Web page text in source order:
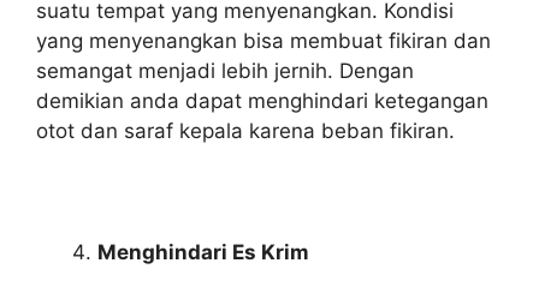
suatu tempat yang menyenangkan. Kondisi
yang menyenangkan bisa membuat fikiran dan
semangat menjadi lebih jernih. Dengan
demikian anda dapat menghindari ketegangan
otot dan saraf kepala karena beban fikiran.
Menghindari Es Krim